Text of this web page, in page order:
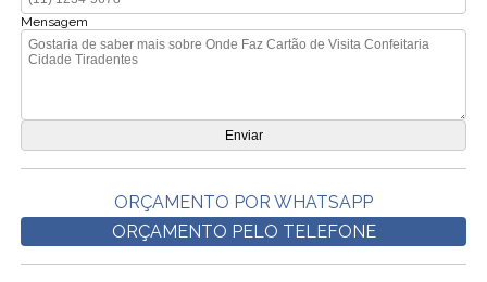
Mensagem
ORÇAMENTO POR WHATSAPP
ORÇAMENTO PELO TELEFONE